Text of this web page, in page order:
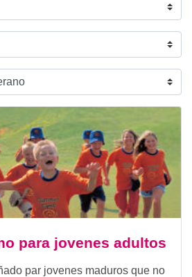
para jovenes adultos
par jovenes maduros que no